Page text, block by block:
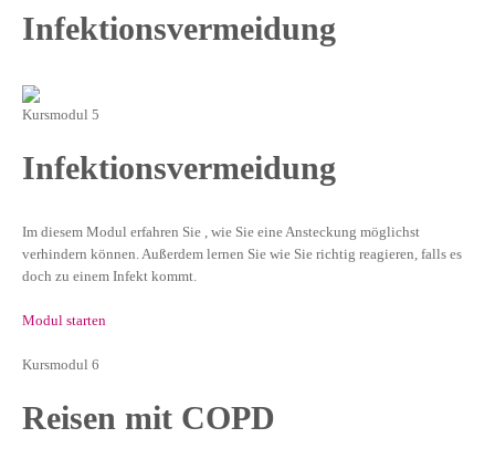
Infektionsvermeidung
Kursmodul 5
Infektionsvermeidung
Im diesem Modul erfahren Sie , wie Sie eine Ansteckung möglichst
verhindern können. Außerdem lernen Sie wie Sie richtig reagieren, falls es
doch zu einem Infekt kommt.
Modul starten
Kursmodul 6
Reisen mit COPD